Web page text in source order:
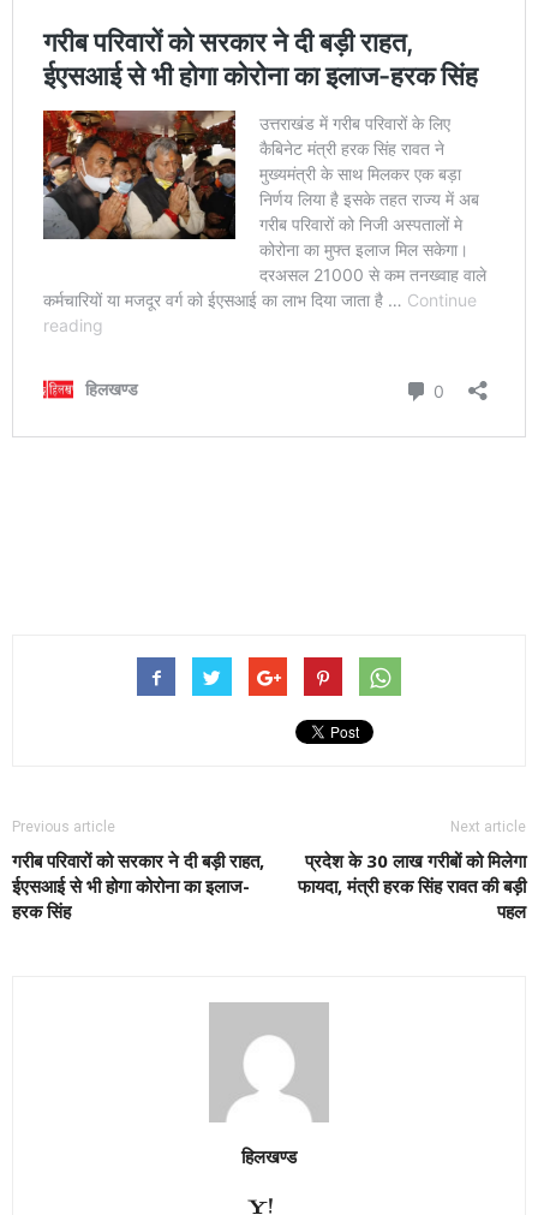
Previous article
गरीब परिवारों को सरकार ने दी बड़ी राहत,
ईएसआई से भी होगा कोरोना का इलाज-
हरक सिंह
Next article
प्रदेश के 30 लाख गरीबों को मिलेगा
फायदा, मंत्री हरक सिंह रावत की बड़ी
पहल
हिलखण्ड